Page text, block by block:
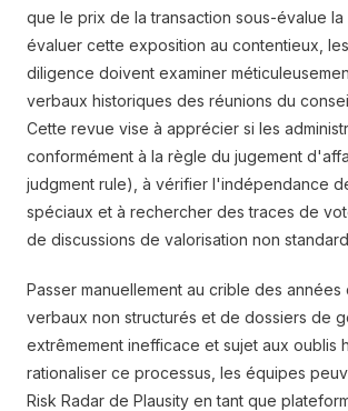
que le prix de la transaction sous-évalue la
évaluer cette exposition au contentieux,
diligence doivent examiner
verbaux historiques des réunions du
Cette revue vise à apprécier si les
conformément à la règle du jugement
judgment rule), à vérifier l'indépendance
spéciaux et à rechercher des traces de
de discussions de valorisation non
Passer manuellement au crible des
verbaux non structurés et de dossiers de
extrêmement inefficace et sujet aux oublis
rationaliser ce processus, les équipes
Risk Radar de Plausity en tant que